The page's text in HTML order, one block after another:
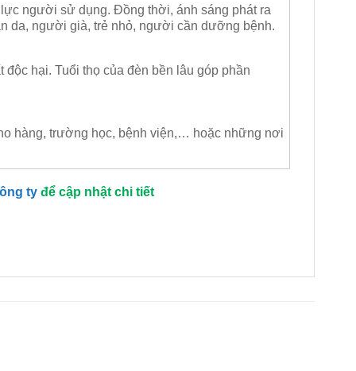
người sử dụng. Đồng thời, ánh sáng phát ra
da, người già, trẻ nhỏ, người cần dưỡng bệnh.
hại. Tuổi thọ của đèn bền lâu góp phần
hàng, trường học, bệnh viện,… hoặc những nơi
ty để cập nhật chi tiết